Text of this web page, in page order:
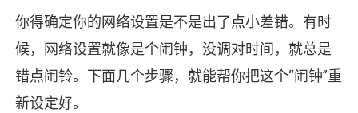
你得确定你的网络设置是不是出了点小差错。有时
候，网络设置就像是个闹钟，没调对时间，就总是
错点闹铃。下面几个步骤，就能帮你把这个“闹钟”重
新设定好。